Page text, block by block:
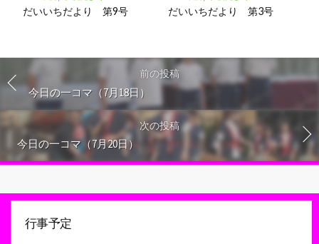
だいいちだより 第9号 だいいちだより 第3号
前の投稿
今日の一コマ（7月18日）
次の投稿
今日の一コマ（7月20日）
行事予定